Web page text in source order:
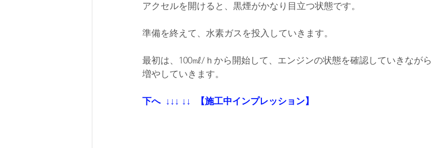
アクセルを開けると、黒煙がかなり目立つ状態です。
準備を終えて、水素ガスを投入していきます。
最初は、100㎖/ｈから開始して、エンジンの状態を確認していきなが
増やしていきます。
下へ  ↓↓↓ ↓↓  【施工中インプレッション】